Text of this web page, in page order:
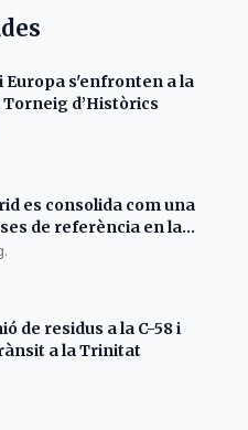
Europa s'enfronten a la
d’Històrics
es consolida com una
de referència en la
turístiques
de residus a la C-58 i
a la Trinitat